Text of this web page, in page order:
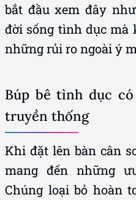
bắt đầu xem đây
đời sống tình dục mà
những rủi ro ngoài ý
Búp bê tình dục
truyền thống
Khi đặt lên bàn cân
mang đến những
Chúng loại bỏ hoàn